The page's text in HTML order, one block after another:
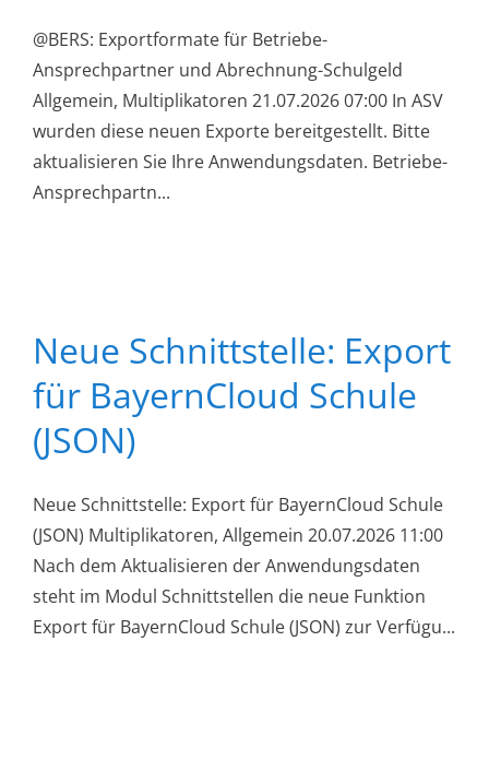
@BERS: Exportformate für Betriebe-
Ansprechpartner und Abrechnung-Schulgeld
Allgemein, Multiplikatoren 21.07.2026 07:00 In ASV
wurden diese neuen Exporte bereitgestellt. Bitte
aktualisieren Sie Ihre Anwendungsdaten. Betriebe-
Ansprechpartn...
Neue Schnittstelle: Export
für BayernCloud Schule
(JSON)
Neue Schnittstelle: Export für BayernCloud Schule
(JSON) Multiplikatoren, Allgemein 20.07.2026 11:00
Nach dem Aktualisieren der Anwendungsdaten
steht im Modul Schnittstellen die neue Funktion
Export für BayernCloud Schule (JSON) zur Verfügu...